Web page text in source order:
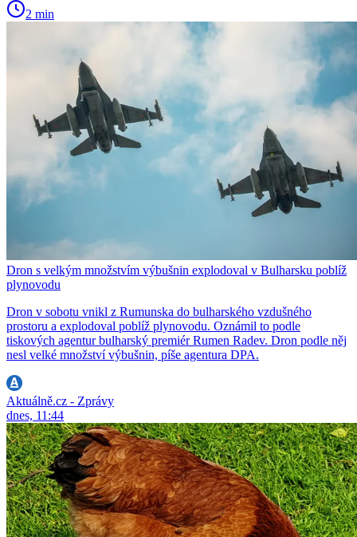
2 min
Dron s velkým množstvím výbušnin explodoval v Bulharsku poblíž
plynovodu
Dron v sobotu vnikl z Rumunska do bulharského vzdušného
prostoru a explodoval poblíž plynovodu. Oznámil to podle
tiskových agentur bulharský premiér Rumen Radev. Dron podle něj
nesl velké množství výbušnin, píše agentura DPA.
Aktuálně.cz - Zprávy
dnes, 11:44